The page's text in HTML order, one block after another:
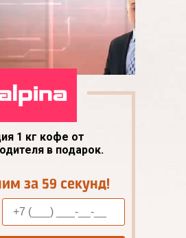
1 кг кофе от
в подарок.
за 59 секунд!